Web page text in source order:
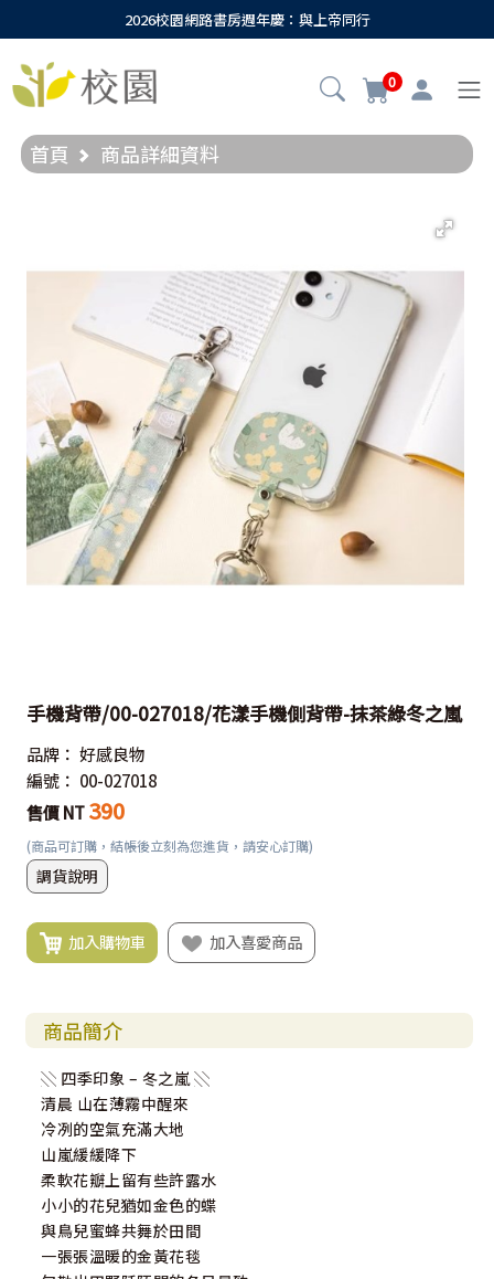
2026校園網路書房週年慶：與上帝同行
0
首頁 商品詳細資料
手機背帶/00-027018/花漾手機側背帶-抹茶綠冬之嵐
品牌： 好感良物
編號： 00-027018
售價 NT 390
(商品可訂購，結帳後立刻為您進貨，請安心訂購)
調貨說明
加入購物車 加入喜愛商品
商品簡介
░ 四季印象 – 冬之嵐 ░
清晨 山在薄霧中醒來
冷冽的空氣充滿大地
山嵐緩緩降下
柔軟花瓣上留有些許露水
小小的花兒猶如金色的蝶
與鳥兒蜜蜂共舞於田間
一張張溫暖的金黃花毯